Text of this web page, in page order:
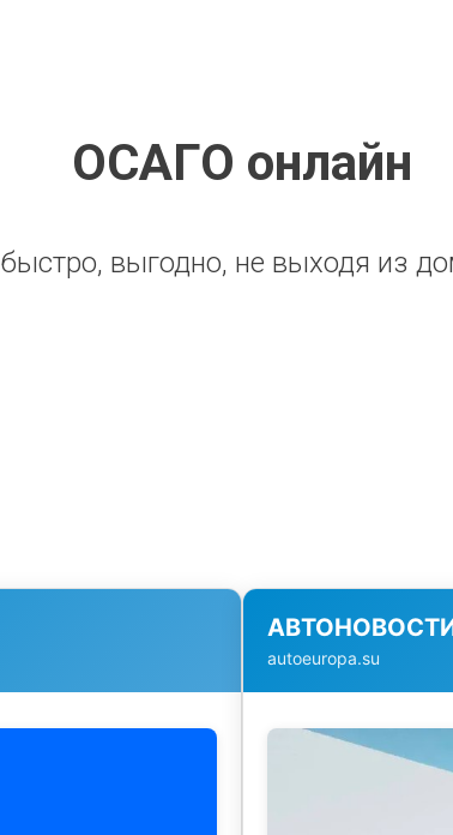
ОСАГО онлайн
быстро, выгодно, не выходя из
autoeuropa.su